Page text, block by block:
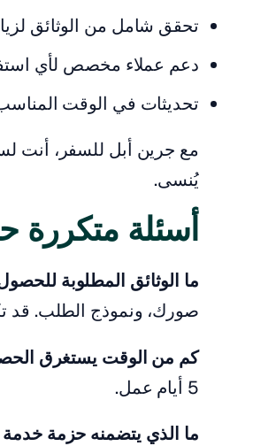
تحقق شامل من الوثائق
دعم عملاء مخصص لأي
تحديثات في الوقت
مع جرين أبل للسفر، أنت
يُنسى.
أسئلة متكررة
ما الوثائق المطلوبة
صورك، ونموذج الطلب. قد
كم من الوقت يستغرق
5 أيام عمل.
ما الذي يتضمنه حزمة خدمة